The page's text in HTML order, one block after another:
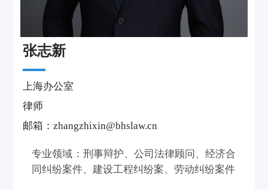
张志新
上海办公室
律师
邮箱：zhangzhixin@bhslaw.cn
专业领域：刑事辩护、公司法律顾问、经济合
同纠纷案件、建设工程纠纷案、劳动纠纷案件